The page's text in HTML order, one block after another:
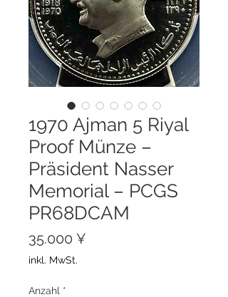
1970 Ajman 5 Riyal
Proof Münze –
Präsident Nasser
Memorial – PCGS
PR68DCAM
35.000 ¥
inkl. MwSt.
Anzahl *